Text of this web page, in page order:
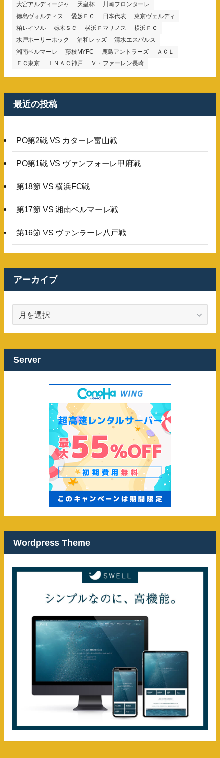
大宮アルディージャ
天皇杯
川崎フロンターレ
徳島ヴォルティス
愛媛ＦＣ 日本代表
東京ヴェルディ
柏レイソル
栃木ＳＣ 横浜Ｆマリノス
横浜ＦＣ
水戸ホーリーホック
浦和レッズ
清水エスパルス
湘南ベルマーレ
藤枝MYFC 鹿島アントラーズ
ＡＣＬ
ＦＣ東京
ＩＮＡＣ神戸 Ｖ・ファーレン長崎
最近の投稿
PO第2戦 VS カターレ富山戦
PO第1戦 VS ヴァンフォーレ甲府戦
第18節 VS 横浜FC戦
第17節 VS 湘南ベルマーレ戦
第16節 VS ヴァンラーレ八戸戦
アーカイブ
カ
イ
ブ
Server
Wordpress Theme